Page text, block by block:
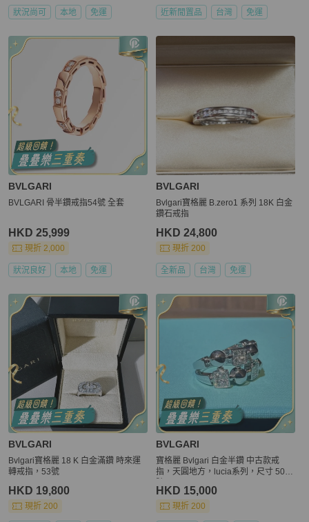
狀況尚可 本地 免運 近新閒置品 台灣 免運
BVLGARI
BVLGARI 骨半鑽戒指54號 全套
HKD 25,999
現折 2,000
狀況良好 本地 免運
BVLGARI
Bvlgari寶格麗 B.zero1 系列 18K 白金
鑽石戒指
HKD 24,800
現折 200
全新品 台灣 免運
BVLGARI
Bvlgari寶格麗 18 K 白金滿鑽 時來運
轉戒指，53號
HKD 19,800
現折 200
BVLGARI
寶格麗 Bvlgari 白金半鑽 中古款戒
指，天圓地方，lucia系列，尺寸 50
HKD 15,000
現折 200